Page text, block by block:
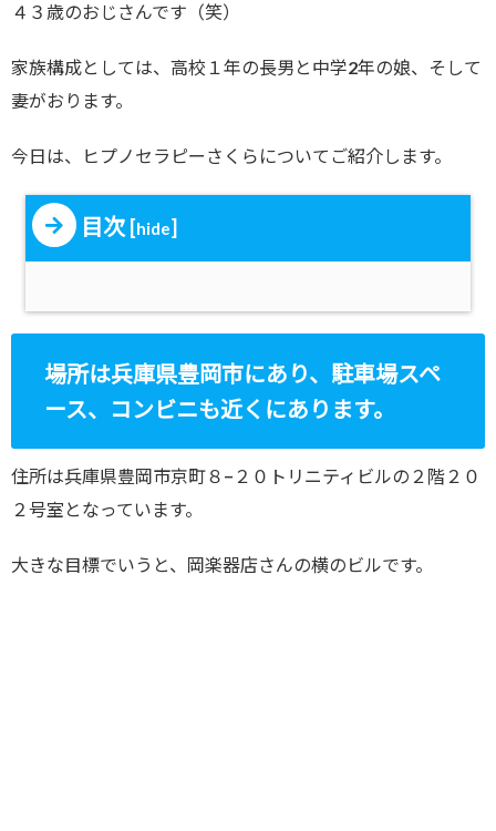
４３歳のおじさんです（笑）
家族構成としては、高校１年の長男と中学2年の娘、そして
妻がおります。
今日は、ヒプノセラピーさくらについてご紹介します。
目次 [hide]
場所は兵庫県豊岡市にあり、駐車場スペ
ース、コンビニも近くにあります。
住所は兵庫県豊岡市京町８−２０トリニティビルの２階２０
２号室となっています。
大きな目標でいうと、岡楽器店さんの横のビルです。